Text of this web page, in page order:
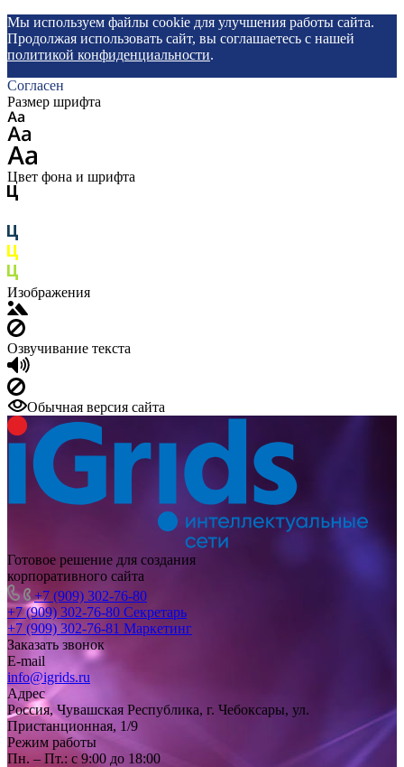
Мы используем файлы cookie для улучшения работы сайта.
Продолжая использовать сайт, вы соглашаетесь с нашей
политикой конфиденциальности.
Согласен
Размер шрифта
Цвет фона и шрифта
Изображения
Озвучивание текста
Обычная версия сайта
Готовое решение для создания
корпоративного сайта
+7 (909) 302-76-80
+7 (909) 302-76-80 Секретарь
+7 (909) 302-76-81 Маркетинг
Заказать звонок
E-mail
info@igrids.ru
Адрес
Россия, Чувашская Республика, г. Чебоксары, ул.
Пристанционная, 1/9
Режим работы
Пн. – Пт.: с 9:00 до 18:00